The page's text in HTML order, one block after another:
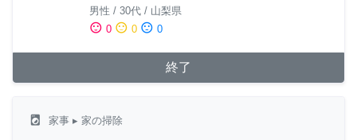
男性 / 30代 / 山梨県
sentiment_satisfied 0 sentiment_neutral 0 sentiment_dissatisfied 0
終了
local_laundry_service 家事 ▸ 家の掃除